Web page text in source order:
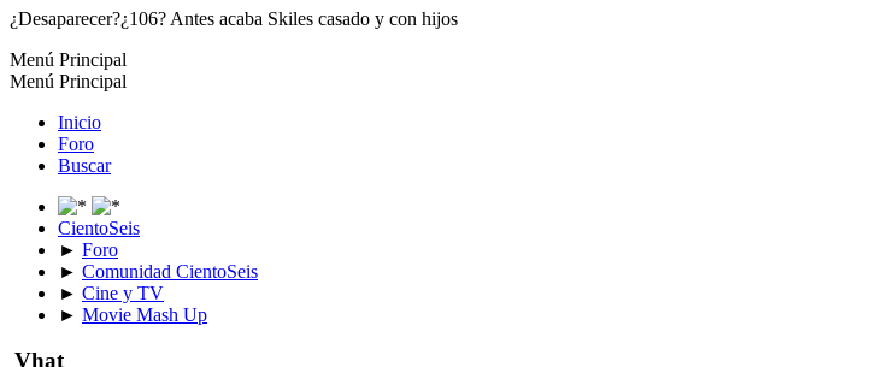
¿Desaparecer?¿106? Antes acaba Skiles casado y con hijos
Menú Principal
Menú Principal
Inicio
Foro
Buscar
CientoSeis
► Foro
► Comunidad CientoSeis
► Cine y TV
► Movie Mash Up
Vhat